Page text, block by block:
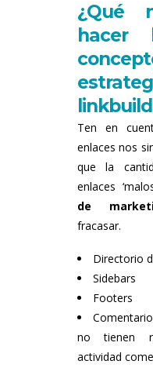
¿Qué
hacer
Ten en
enlaces nos
que la
enlaces
de
fracasar.
Directorio
Sidebars
Footers
no tienen
actividad